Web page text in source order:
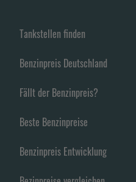
Tankstellen finden
Benzinpreis Deutschland
Fällt der Benzinpreis?
Beste Benzinpreise
Benzinpreis Entwicklung